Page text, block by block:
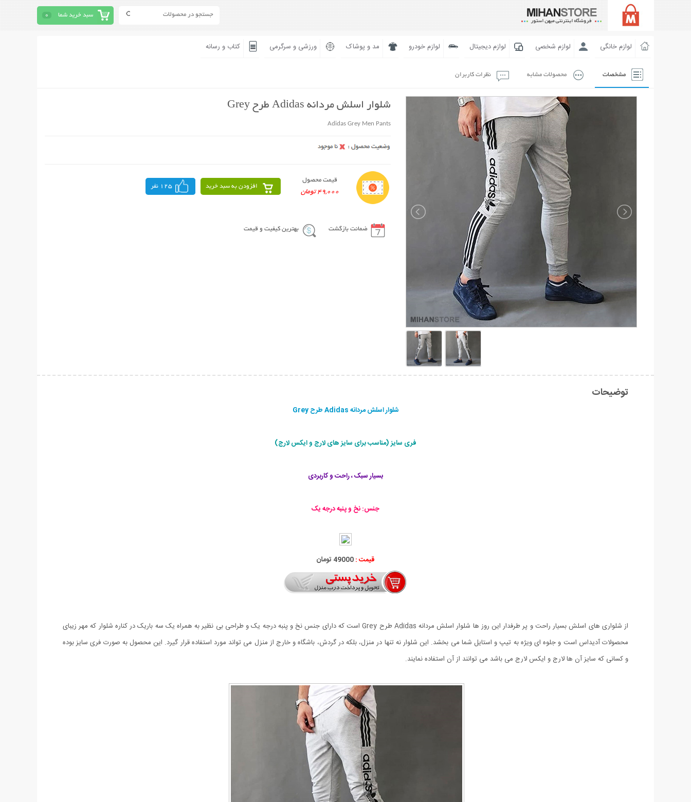
سبد خرید شما 0
لوازم خانگی لوازم شخصی لوازم دیجیتال لوازم خودرو مد و پوشاک ورزشی و سرگرمی کتاب و رسانه
مشخصات محصولات مشابه نظرات کاربران
شلوار اسلش مردانه Adidas طرح Grey
Adidas Grey Men Pants
قیمت محصول
49,000 تومان
افزودن به سبد خرید 125 نفر
ضمانت بازگشت بهترین کیفیت و قیمت
توضیحات
شلوار اسلش مردانه Adidas طرح Grey
فری سایز (مناسب برای سایز های لارج و ایکس لارج)
بسیار سبک ، راحت و کاربردی
جنس: نخ و پنبه درجه یک
قیمت :49000 تومان
از شلواری های اسلش بسیار راحت و پر طرفدار این روز ها شلوار اسلش مردانه Adidas طرح Grey است که دارای جنس نخ و پنبه درجه یک و طراحی بی نظیر به همراه یک سه باریک در کناره شلوار که مهر زیبای
محصولات آدیداس است و جلوه ای ویژه به تیپ و استایل شما می بخشد. این شلوار نه تنها در منزل، بلکه در گردش، باشگاه و خارج از منزل می تواند مورد استفاده قرار گیرد. این محصول به صورت فری سایز بوده
و کسانی که سایز آن ها لارج و ایکس لارج می باشد می توانند از آن استفاده نمایند.